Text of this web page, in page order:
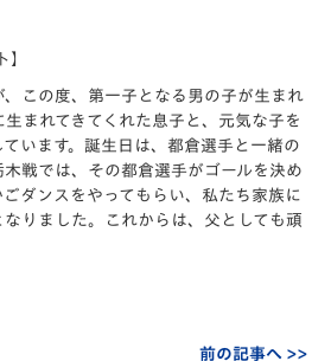
】
、この度、第一子となる男の子が生まれ
まれてきてくれた息子と、元気な子を
います。誕生日は、都倉選手と一緒の
木戦では、その都倉選手がゴールを決め
ダンスをやってもらい、私たち家族に
なりました。これからは、父としても頑
前の記事へ >>